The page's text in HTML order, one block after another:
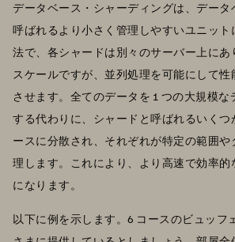
データベース・シャーディングは、データ
呼ばれるより小さく管理しやすいユニッ
法で、各シャードは別々のサーバー上にあ
スケールですが、並列処理を可能にして性
させます。全てのデータを 1 つの大規模な
する代わりに、シャードと呼ばれるいく
ースに分散され、それぞれが特定の範囲
理します。これにより、より高速で効率
になります。
以下に例を示します。6 コースのビュッフ